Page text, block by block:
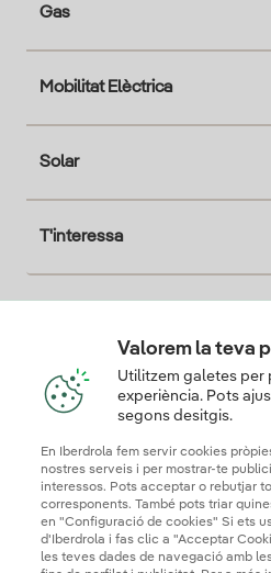
Gas
Mobilitat Elèctrica
Solar
T'interessa
Valorem la teva
Utilitzem galetes per
experiència. Pots
segons desitgis.
En Iberdrola fem servir cookies
nostres serveis i per mostrar-te
interessos. Pots acceptar o rebutjar
corresponents. També pots triar
en "Configuració de cookies" Si ets
d'Iberdrola i fas clic a "Acceptar
les teves dades de navegació amb